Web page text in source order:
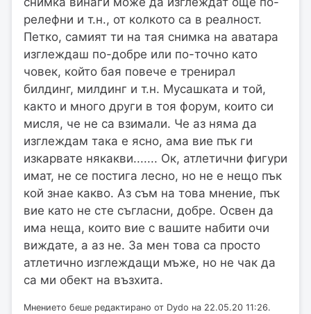
релефни и т.н., от колкото са в реалност.
Петко, самият ти на тая снимка на аватара
изглеждаш по-добре или по-точно като
човек, който бая повече е тренирал
билдинг, милдинг и т.н. Мусашката и той,
както и много други в тоя форум, които си
мисля, че не са взимали. Че аз няма да
изглеждам така е ясно, ама вие пък ги
изкарвате някакви....... Ок, атлетични фигури
имат, не се постига лесно, но не е нещо пък
кой знае какво. Аз съм на това мнение, пък
вие като не сте съгласни, добре. Освен да
има неща, които вие с вашите набити очи
виждате, а аз не. За мен това са просто
атлетично изглеждащи мъже, но не чак да
са ми обект на възхита.
Мнението беше редактирано от Dydo на 22.05.20 11:26.